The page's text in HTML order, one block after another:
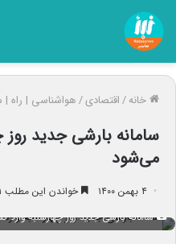
خانه/اقتصادی/هواشناسی | راه
سامانه بارشی جدید روز
می‌شود
۴ بهمن ۱۴۰۰ خواندن این مطلب ۱ دقیقه زمان میبرد
سامانه بارشی جدید روز چهارشنبه وارد